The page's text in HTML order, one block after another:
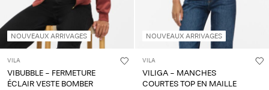
NOUVEAUX ARRIVAGES
VILA
VIBUBBLE - FERMETURE
ÉCLAIR VESTE BOMBER
NOUVEAUX ARRIVAGES
VILA
VILIGA - MANCHES
COURTES TOP EN MAILLE